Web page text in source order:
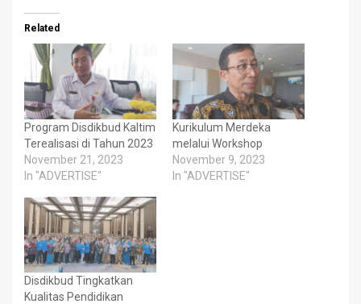
Related
Program Disdikbud Kaltim
Terealisasi di Tahun 2023
November 21, 2023
In "ADVERTISE"
Kurikulum Merdeka
melalui Workshop
November 9, 2023
In "ADVERTISE"
Disdikbud Tingkatkan
Kualitas Pendidikan